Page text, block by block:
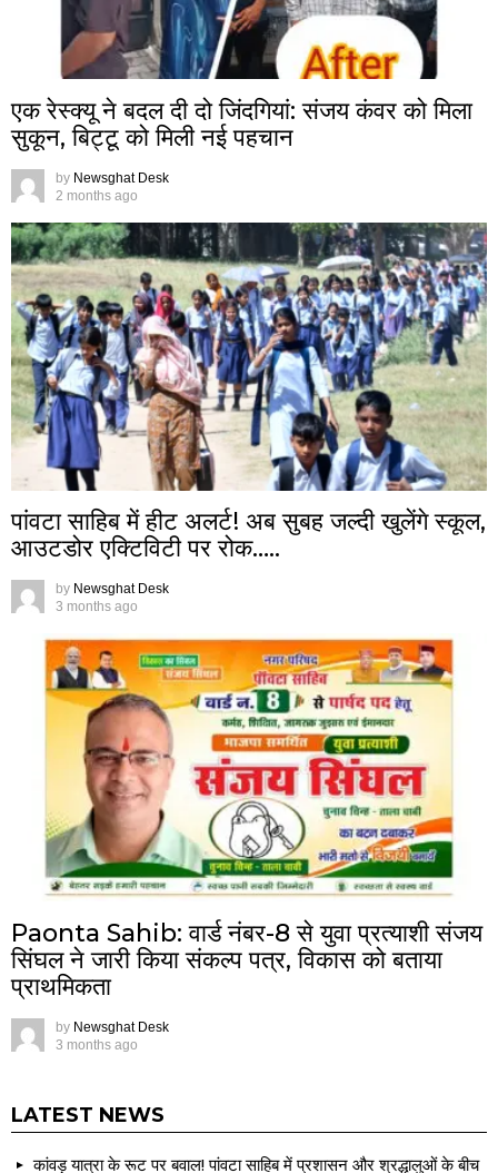
एक रेस्क्यू ने बदल दी दो जिंदगियां: संजय कंवर को मिला
सुकून, बिट्टू को मिली नई पहचान
by Newsghat Desk
2 months ago
पांवटा साहिब में हीट अलर्ट! अब सुबह जल्दी खुलेंगे स्कूल,
आउटडोर एक्टिविटी पर रोक…..
by Newsghat Desk
3 months ago
Paonta Sahib: वार्ड नंबर-8 से युवा प्रत्याशी संजय
सिंघल ने जारी किया संकल्प पत्र, विकास को बताया
प्राथमिकता
by Newsghat Desk
3 months ago
LATEST NEWS
कांवड़ यात्रा के रूट पर बवाल! पांवटा साहिब में प्रशासन और श्रद्धालुओं के बीच